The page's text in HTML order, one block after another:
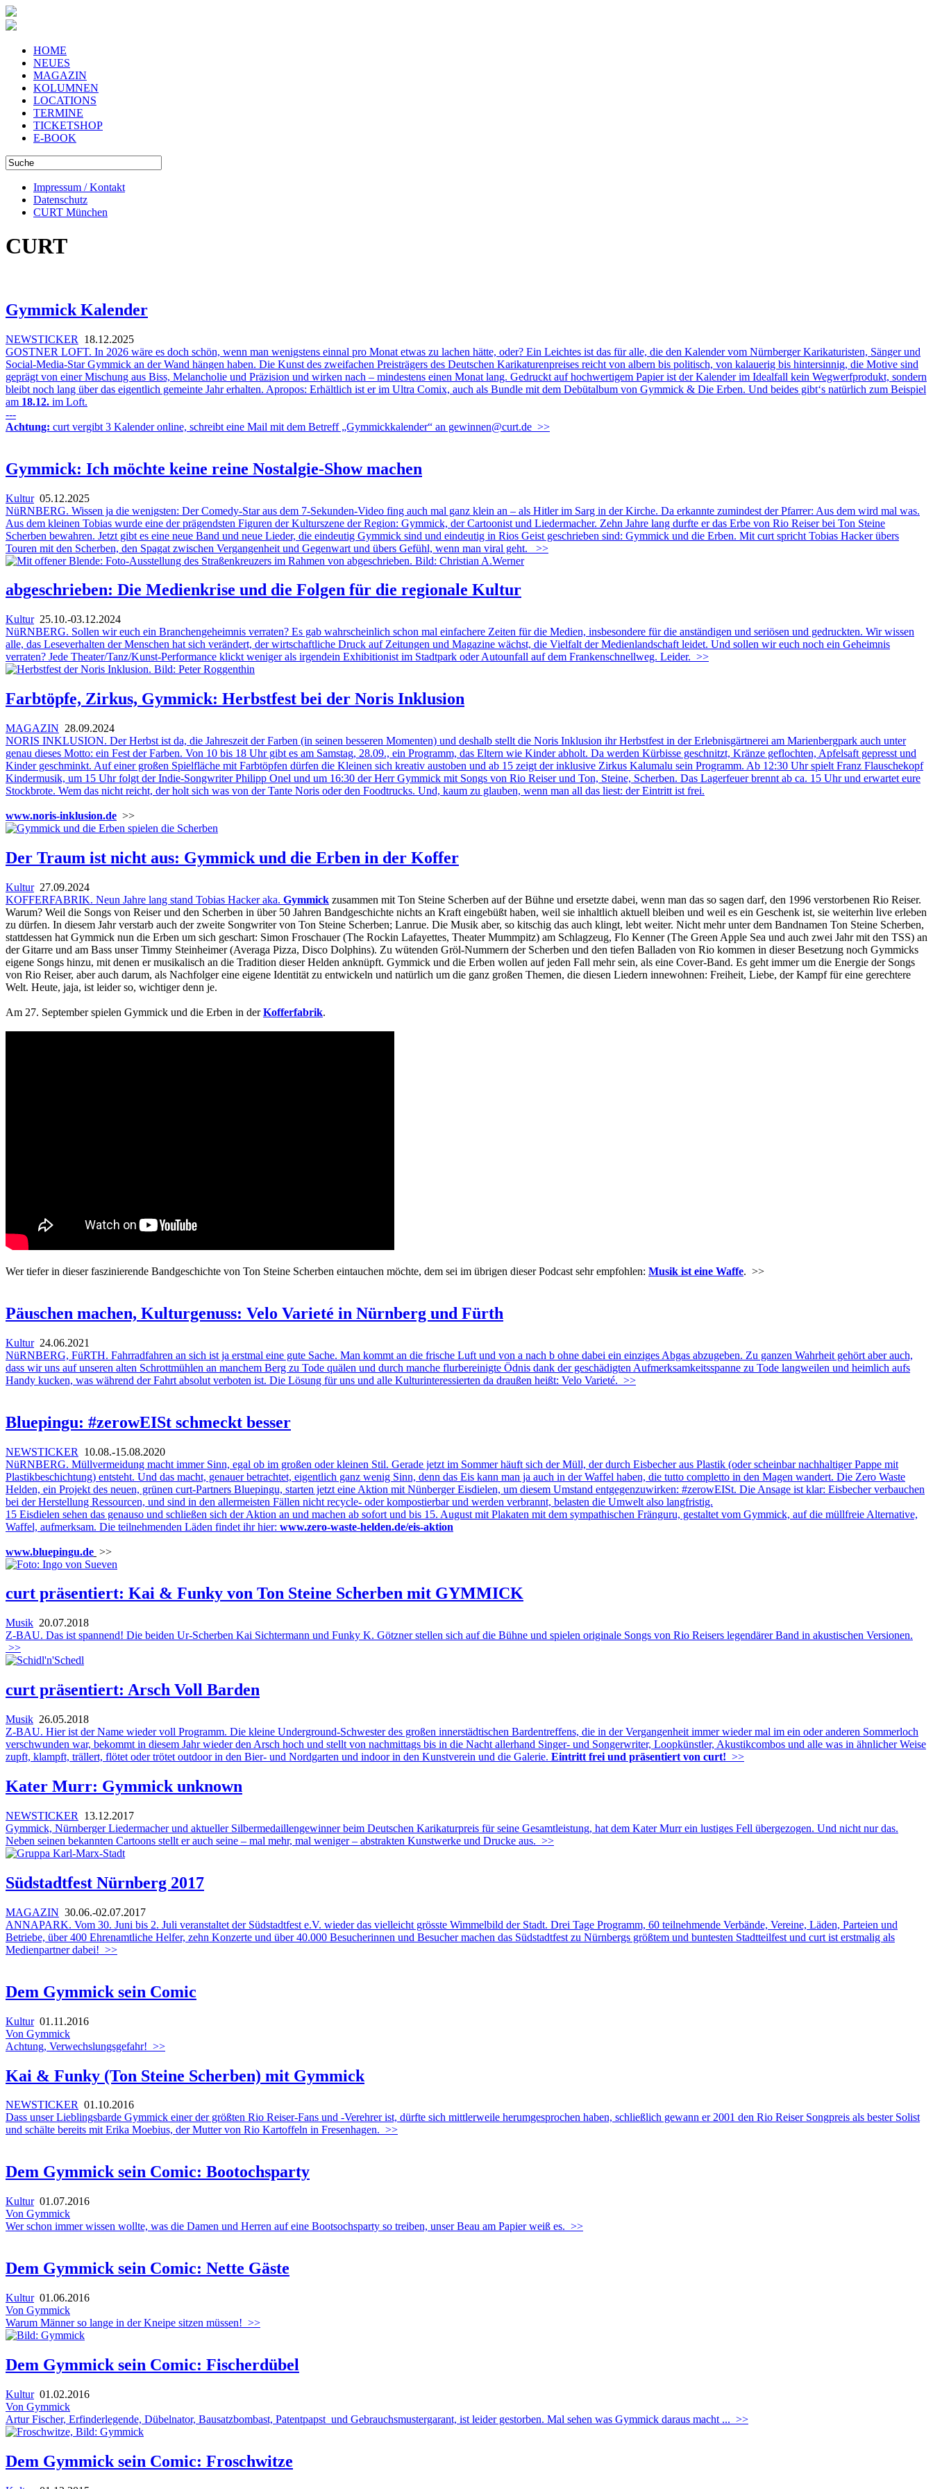
HOME
NEUES
MAGAZIN
KOLUMNEN
LOCATIONS
TERMINE
TICKETSHOP
E-BOOK
Impressum / Kontakt
Datenschutz
CURT München
CURT
Gymmick Kalender
NEWSTICKER
18.12.2025
GOSTNER LOFT. In 2026 wäre es doch schön, wenn man wenigstens einnal pro Monat etwas zu lachen hätte, oder? Ein Leichtes ist das für alle, die den Kalender vom Nürnberger Karikaturisten, Sänger und
Social-Media-Star Gymmick an der Wand hängen haben. Die Kunst des zweifachen Preisträgers des Deutschen Karikaturenpreises reicht von albern bis politisch, von kalauerig bis hintersinnig, die Motive sind
geprägt von einer Mischung aus Biss, Melancholie und Präzision und wirken nach – mindestens einen Monat lang. Gedruckt auf hochwertigem Papier ist der Kalender im Idealfall kein Wegwerfprodukt, sondern
bleibt noch lang über das eigentlich gemeinte Jahr erhalten. Apropos: Erhältlich ist er im Ultra Comix, auch als Bundle mit dem Debütalbum von Gymmick & Die Erben. Und beides gibt‘s natürlich zum Beispiel
am 18.12. im Loft.
---
Achtung: curt vergibt 3 Kalender online, schreibt eine Mail mit dem Betreff „Gymmickkalender“ an gewinnen@curt.de >>
Gymmick: Ich möchte keine reine Nostalgie-Show machen
Kultur05.12.2025
NüRNBERG. Wissen ja die wenigsten: Der Comedy-Star aus dem 7-Sekunden-Video fing auch mal ganz klein an – als Hitler im Sarg in der Kirche. Da erkannte zumindest der Pfarrer: Aus dem wird mal was.
Aus dem kleinen Tobias wurde eine der prägendsten Figuren der Kulturszene der Region: Gymmick, der Cartoonist und Liedermacher. Zehn Jahre lang durfte er das Erbe von Rio Reiser bei Ton Steine
Scherben bewahren. Jetzt gibt es eine neue Band und neue Lieder, die eindeutig Gymmick sind und eindeutig in Rios Geist geschrieben sind: Gymmick und die Erben. Mit curt spricht Tobias Hacker übers
Touren mit den Scherben, den Spagat zwischen Vergangenheit und Gegenwart und übers Gefühl, wenn man viral geht.
>>
abgeschrieben: Die Medienkrise und die Folgen für die regionale Kultur
Kultur25.10.-03.12.2024
NüRNBERG. Sollen wir euch ein Branchengeheimnis verraten? Es gab wahrscheinlich schon mal einfachere Zeiten für die Medien, insbesondere für die anständigen und seriösen und gedruckten. Wir wissen
alle, das Leseverhalten der Menschen hat sich verändert, der wirtschaftliche Druck auf Zeitungen und Magazine wächst, die Vielfalt der Medienlandschaft leidet. Und sollen wir euch noch ein Geheimnis
verraten? Jede Theater/Tanz/Kunst-Performance klickt weniger als irgendein Exhibitionist im Stadtpark oder Autounfall auf dem Frankenschnellweg. Leider. >>
Farbtöpfe, Zirkus, Gymmick: Herbstfest bei der Noris Inklusion
MAGAZIN 28.09.2024
NORIS INKLUSION. Der Herbst ist da, die Jahreszeit der Farben (in seinen besseren Momenten) und deshalb stellt die Noris Inklusion ihr Herbstfest in der Erlebnisgärtnerei am Marienbergpark auch unter
genau dieses Motto: ein Fest der Farben. Von 10 bis 18 Uhr gibt es am Samstag, 28.09., ein Programm, das Eltern wie Kinder abholt. Da werden Kürbisse geschnitzt, Kränze geflochten, Apfelsaft gepresst und
Kinder geschminkt. Auf einer großen Spielfläche mit Farbtöpfen dürfen die Kleinen sich kreativ austoben und ab 15 zeigt der inklusive Zirkus Kalumalu sein Programm. Ab 12:30 Uhr spielt Franz Flauschekopf
Kindermusik, um 15 Uhr folgt der Indie-Songwriter Philipp Onel und um 16:30 der Herr Gymmick mit Songs von Rio Reiser und Ton, Steine, Scherben. Das Lagerfeuer brennt ab ca. 15 Uhr und erwartet eure
Stockbrote. Wem das nicht reicht, der holt sich was von der Tante Noris oder den Foodtrucks. Und, kaum zu glauben, wenn man all das liest: der Eintritt ist frei.
www.noris-inklusion.de >>
Der Traum ist nicht aus: Gymmick und die Erben in der Koffer
Kultur27.09.2024
KOFFERFABRIK. Neun Jahre lang stand Tobias Hacker aka. Gymmick zusammen mit Ton Steine Scherben auf der Bühne und ersetzte dabei, wenn man das so sagen darf, den 1996 verstorbenen Rio Reiser.
Warum? Weil die Songs von Reiser und den Scherben in über 50 Jahren Bandgeschichte nichts an Kraft eingebüßt haben, weil sie inhaltlich aktuell bleiben und weil es ein Geschenk ist, sie weiterhin live erleben
zu dürfen. In diesem Jahr verstarb auch der zweite Songwriter von Ton Steine Scherben; Lanrue. Die Musik aber, so kitschig das auch klingt, lebt weiter. Nicht mehr unter dem Bandnamen Ton Steine Scherben,
stattdessen hat Gymmick nun die Erben um sich geschart: Simon Froschauer (The Rockin Lafayettes, Theater Mummpitz) am Schlagzeug, Flo Kenner (The Green Apple Sea und auch zwei Jahr mit den TSS) an
der Gitarre und am Bass unser Timmy Steinheimer (Averaga Pizza, Disco Dolphins). Zu wütenden Gröl-Nummern der Scherben und den tiefen Balladen von Rio kommen in dieser Besetzung noch Gymmicks
eigene Songs hinzu, mit denen er musikalisch an die Tradition dieser Helden anknüpft. Gymmick und die Erben wollen auf jeden Fall mehr sein, als eine Cover-Band. Es geht immer um die Energie der Songs
von Rio Reiser, aber auch darum, als Nachfolger eine eigene Identität zu entwickeln und natürlich um die ganz großen Themen, die diesen Liedern innewohnen: Freiheit, Liebe, der Kampf für eine gerechtere
Welt. Heute, jaja, ist leider so, wichtiger denn je.
Am 27. September spielen Gymmick und die Erben in derKofferfabrik.
Wer tiefer in dieser faszinierende Bandgeschichte von Ton Steine Scherben eintauchen möchte, dem sei im übrigen dieser Podcast sehr empfohlen: Musik ist eine Waffe. >>
Päuschen machen, Kulturgenuss: Velo Varieté in Nürnberg und Fürth
Kultur24.06.2021
NüRNBERG, FüRTH. Fahrradfahren an sich ist ja erstmal eine gute Sache. Man kommt an die frische Luft und von a nach b ohne dabei ein einziges Abgas abzugeben. Zu ganzen Wahrheit gehört aber auch,
dass wir uns auf unseren alten Schrottmühlen an manchem Berg zu Tode quälen und durch manche flurbereinigte Ödnis dank der geschädigten Aufmerksamkeitsspanne zu Tode langweilen und heimlich aufs
Handy kucken, was während der Fahrt absolut verboten ist. Die Lösung für uns und alle Kulturinteressierten da draußen heißt: Velo Varieté. >>
Bluepingu: #zerowEISt schmeckt besser
NEWSTICKER
10.08.-15.08.2020
NüRNBERG. Müllvermeidung macht immer Sinn, egal ob im großen oder kleinen Stil. Gerade jetzt im Sommer häuft sich der Müll, der durch Eisbecher aus Plastik (oder scheinbar nachhaltiger Pappe mit
Plastikbeschichtung) entsteht. Und das macht, genauer betrachtet, eigentlich ganz wenig Sinn, denn das Eis kann man ja auch in der Waffel haben, die tutto completto in den Magen wandert. Die Zero Waste
Helden, ein Projekt des neuen, grünen curt-Partners Bluepingu, starten jetzt eine Aktion mit Nünberger Eisdielen, um diesem Umstand entgegenzuwirken: #zerowEISt. Die Ansage ist klar: Eisbecher verbauchen
bei der Herstellung Ressourcen, und sind in den allermeisten Fällen nicht recycle- oder kompostierbar und werden verbrannt, belasten die Umwelt also langfristig.
15 Eisdielen sehen das genauso und schließen sich der Aktion an und machen ab sofort und bis 15. August mit Plakaten mit dem sympathischen Fränguru, gestaltet vom Gymmick, auf die müllfreie Alternative,
Waffel, aufmerksam. Die teilnehmenden Läden findet ihr hier: www.zero-waste-helden.de/eis-aktion
www.bluepingu.de >>
curt präsentiert: Kai & Funky von Ton Steine Scherben mit GYMMICK
Musik 20.07.2018
Z-BAU. Das ist spannend! Die beiden Ur-Scherben Kai Sichtermann und Funky K. Götzner stellen sich auf die Bühne und spielen originale Songs von Rio Reisers legendärer Band in akustischen Versionen.
>>
curt präsentiert: Arsch Voll Barden
Musik 26.05.2018
Z-BAU. Hier ist der Name wieder voll Programm. Die kleine Underground-Schwester des großen innerstädtischen Bardentreffens, die in der Vergangenheit immer wieder mal im ein oder anderen Sommerloch
verschwunden war, bekommt in diesem Jahr wieder den Arsch hoch und stellt von nachmittags bis in die Nacht allerhand Singer- und Songerwriter, Loopkünstler, Akustikcombos und alle was in ähnlicher Weise
zupft, klampft, trällert, flötet oder trötet outdoor in den Bier- und Nordgarten und indoor in den Kunstverein und die Galerie. Eintritt frei und präsentiert von curt! >>
Kater Murr: Gymmick unknown
NEWSTICKER
13.12.2017
Gymmick, Nürnberger Liedermacher und aktueller Silbermedaillengewinner beim Deutschen Karikaturpreis für seine Gesamtleistung, hat dem Kater Murr ein lustiges Fell übergezogen. Und nicht nur das.
Neben seinen bekannten Cartoons stellt er auch seine – mal mehr, mal weniger – abstrakten Kunstwerke und Drucke aus. >>
Südstadtfest Nürnberg 2017
MAGAZIN 30.06.-02.07.2017
ANNAPARK. Vom 30. Juni bis 2. Juli veranstaltet der Südstadtfest e.V. wieder das vielleicht grösste Wimmelbild der Stadt. Drei Tage Programm, 60 teilnehmende Verbände, Vereine, Läden, Parteien und
Betriebe, über 400 Ehrenamtliche Helfer, zehn Konzerte und über 40.000 Besucherinnen und Besucher machen das Südstadtfest zu Nürnbergs größtem und buntesten Stadtteilfest und curt ist erstmalig als
Medienpartner dabei! >>
Dem Gymmick sein Comic
Kultur01.11.2016
Von Gymmick
Achtung, Verwechslungsgefahr! >>
Kai & Funky (Ton Steine Scherben) mit Gymmick
NEWSTICKER 01.10.2016
Dass unser Lieblingsbarde Gymmick einer der größten Rio Reiser-Fans und -Verehrer ist, dürfte sich mittlerweile herumgesprochen haben, schließlich gewann er 2001 den Rio Reiser Songpreis als bester Solist
und schälte bereits mit Erika Moebius, der Mutter von Rio Kartoffeln in Fresenhagen. >>
Dem Gymmick sein Comic: Bootochsparty
Kultur01.07.2016
Von Gymmick
Wer schon immer wissen wollte, was die Damen und Herren auf eine Bootsochsparty so treiben, unser Beau am Papier weiß es. >>
Dem Gymmick sein Comic: Nette Gäste
Kultur01.06.2016
Von Gymmick
Warum Männer so lange in der Kneipe sitzen müssen! >>
Dem Gymmick sein Comic: Fischerdübel
Kultur01.02.2016
Von Gymmick
Artur Fischer, Erfinderlegende, Dübelnator, Bausatzbombast, Patentpapst und Gebrauchsmustergarant, ist leider gestorben. Mal sehen was Gymmick daraus macht ... >>
Dem Gymmick sein Comic: Froschwitze